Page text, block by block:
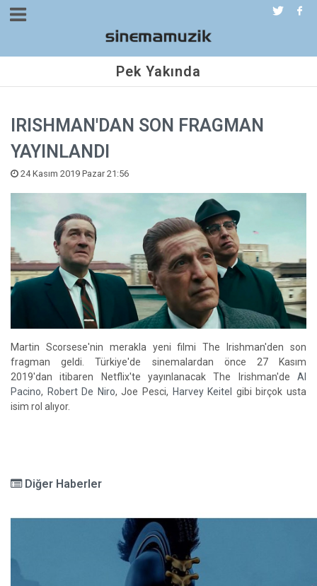
Pek Yakında
IRISHMAN'DAN SON FRAGMAN
YAYINLANDI
24 Kasım 2019 Pazar 21:56
Martin Scorsese'nin merakla yeni filmi The Irishman'den son
fragman geldi. Türkiye'de sinemalardan önce 27 Kasım
2019'dan itibaren Netflix'te yayınlanacak The Irishman'de Al
Pacino, Robert De Niro, Joe Pesci, Harvey Keitel
gibi birçok usta
isim rol alıyor.
Diğer Haberler